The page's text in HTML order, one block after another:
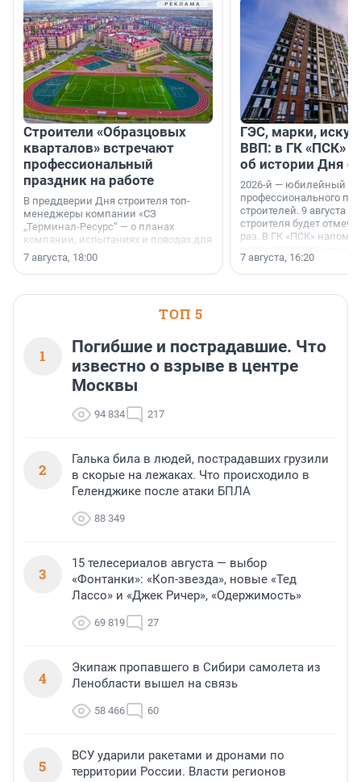
Строители «Образцовых
кварталов» встречают
профессиональный
праздник на работе
В преддверии Дня строителя топ-
менеджеры компании «СЗ
„Терминал-Ресурс“ — о планах
компании, испытаниях и поводах для
осторожного оптимизма.
7 августа, 18:00
ГЭС, марки,
ВВП: в ГК «ПСК»
об истории Дня
2026-й — юбилейный
профессионального
строителей. 9 августа
строителя будет
раз. В ГК «ПСК»
поменялась роль
7 августа, 16:20
ТОП 5
1
Погибшие и пострадавшие. Что
известно о взрыве в центре
Москвы
94 834 217
2
Галька била в людей, пострадавших грузили
в скорые на лежаках. Что происходило в
Геленджике после атаки БПЛА
88 349
3
15 телесериалов августа — выбор
«Фонтанки»: «Коп-звезда», новые «Тед
Лассо» и «Джек Ричер», «Одержимость»
69 819 27
4
Экипаж пропавшего в Сибири самолета из
Ленобласти вышел на связь
58 466 60
5
ВСУ ударили ракетами и дронами по
территории России. Власти регионов